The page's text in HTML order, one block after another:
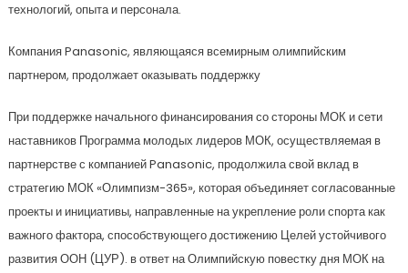
технологий, опыта и персонала.
Компания Panasonic, являющаяся всемирным олимпийским
партнером, продолжает оказывать поддержку
При поддержке начального финансирования со стороны МОК и сети
наставников Программа молодых лидеров МОК, осуществляемая в
партнерстве с компанией Panasonic, продолжила свой вклад в
стратегию МОК «Олимпизм-365», которая объединяет согласованные
проекты и инициативы, направленные на укрепление роли спорта как
важного фактора, способствующего достижению Целей устойчивого
развития ООН (ЦУР). в ответ на Олимпийскую повестку дня МОК на